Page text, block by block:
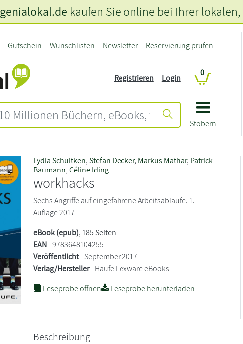
Stöbern
Gutschein Wunschlisten Newsletter Reservierung prüfen
Registrieren Login
0
genialokal.de kaufen Sie online bei Ihrer lokalen
Lydia Schültken, Stefan Decker, Markus Mathar, Patrick
Baumann,Céline Iding
workhacks
Sechs Angriffe auf eingefahrene Arbeitsabläufe. 1.
Auflage 2017
eBook (epub), 185 Seiten
EAN 9783648104255
Veröffentlicht September 2017
Verlag/Hersteller Haufe Lexware eBooks
Leseprobe öffnen
Leseprobe herunterladen
Beschreibung